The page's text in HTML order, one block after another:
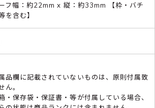
フ幅：約22mm x 縦：約33mm 【枠・バチ
を含む】
品欄に記載されていないものは、原則付属致
ん。
・保存袋・保証書・等が付属している場合、